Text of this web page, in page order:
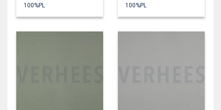
100%PL
100%PL